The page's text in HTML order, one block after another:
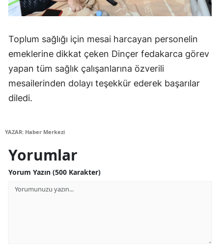
Ardahan
Yalova
Karabük
Kilis
Toplum sağlığı için mesai harcayan personelin
emeklerine dikkat çeken Dinçer fedakarca görev
yapan tüm sağlık çalışanlarına özverili
mesailerinden dolayı teşekkür ederek başarılar
diledi.
YAZAR: Haber Merkezi
Yorumlar
Yorum Yazın (500 Karakter)